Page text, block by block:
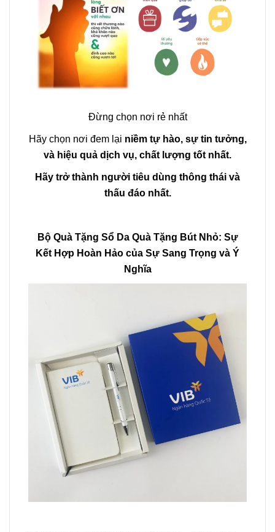
Đừng chọn nơi rẻ nhất
Hãy chọn nơi đem lại niềm tự hào, sự tin tưởng,
và hiệu quả dịch vụ, chất lượng tốt nhất.
Hãy trở thành người tiêu dùng thông thái và
thấu đáo nhất.
Bộ Quà Tặng Sổ Da Quà Tặng Bút Nhỏ: Sự
Kết Hợp Hoàn Hảo của Sự Sang Trọng và Ý
Nghĩa